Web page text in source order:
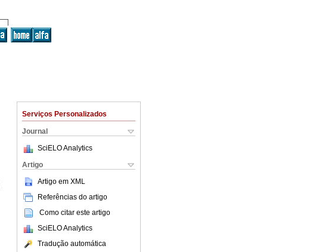
Serviços Personalizados
Journal
SciELO Analytics
Artigo
Artigo em XML
Referências do artigo
Como citar este artigo
SciELO Analytics
Tradução automática